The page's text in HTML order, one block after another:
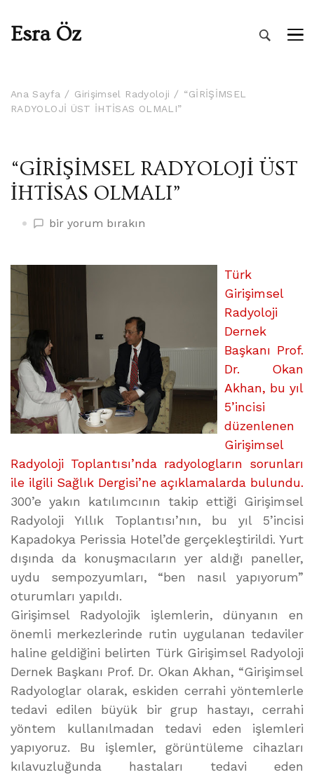
Esra Öz
Ana Sayfa Girişimsel Radyoloji
“GİRİŞİMSEL
RADYOLOJİ ÜST İHTİSAS OLMALI”
“GİRİŞİMSEL RADYOLOJİ ÜST
İHTİSAS OLMALI”
“GİRİŞİMSEL
bir yorum bırakın
Türk
Girişimsel
Radyoloji
Dernek
Başkanı Prof.
Dr. Okan
Akhan, bu yıl
5’incisi
düzenlenen
Girişimsel
Radyoloji Toplantısı’nda radyologların sorunları
ile ilgili Sağlık Dergisi’ne açıklamalarda bulundu.
300’e yakın katılımcının takip ettiği Girişimsel
Radyoloji Yıllık Toplantısı’nın, bu yıl 5’incisi
Kapadokya Perissia Hotel’de gerçekleştirildi. Yurt
dışında da konuşmacıların yer aldığı paneller,
uydu sempozyumları, “ben nasıl yapıyorum”
oturumları yapıldı.
Girişimsel Radyolojik işlemlerin, dünyanın en
önemli merkezlerinde rutin uygulanan tedaviler
haline geldiğini belirten Türk Girişimsel Radyoloji
Dernek Başkanı Prof. Dr. Okan Akhan, “Girişimsel
Radyologlar olarak, eskiden cerrahi yöntemlerle
tedavi edilen büyük bir grup hastayı, cerrahi
yöntem kullanılmadan tedavi eden işlemleri
yapıyoruz. Bu işlemler, görüntüleme cihazları
kılavuzluğunda hastaları tedavi eden